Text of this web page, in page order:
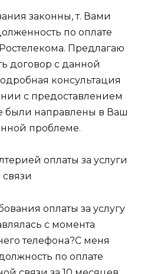
законны, т. Вами
по оплате
Предлагаю
договор с данной
консультация
с предоставлением
были направлены в Ваш
проблеме.
оплаты за услугу
с момента
телефона?С меня
по оплате